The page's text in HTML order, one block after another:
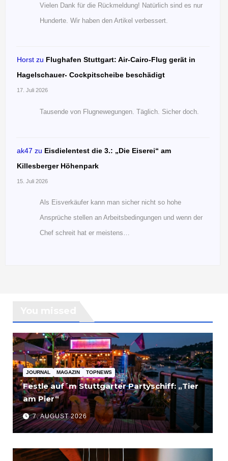
Vielen Dank für die Rückmeldung! Natürlich sind es nur
Hunderte. Wir haben den Artikel verbessert.
Horst zu Flughafen Stuttgart: Air-Cairo-Flug gerät in
Hagelschauer- Cockpitscheibe beschädigt
17. Juli 2026
Tausende von Flugnewegungen. Täglich. Sicher doch.
ak47 zu Eisdielentest die 3.: „Die Eiserei“ am
Killesberger Höhenpark
15. Juli 2026
Als Eisverkäufer kann man sicher nicht so hohe
Ansprüche stellen an Arbeitsbedingungen und wenn der
Chef schreit hat er meistens…
JOURNAL MAGAZIN TOPNEWS
Festle auf´m Stuttgarter Partyschiff: „Tier
am Pier“
7. AUGUST 2026